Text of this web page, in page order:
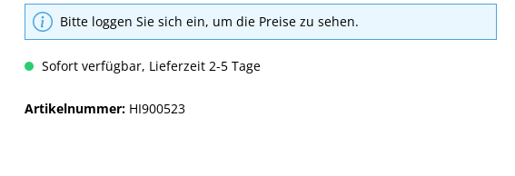
Bitte loggen Sie sich ein, um die Preise zu sehen.
Sofort verfügbar, Lieferzeit 2-5 Tage
Artikelnummer: HI900523